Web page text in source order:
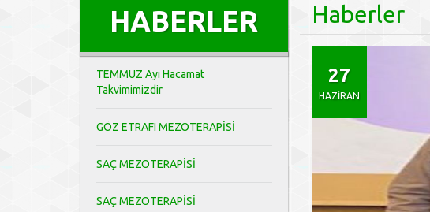
Haberler
27
HAZIRAN
HABERLER
TEMMUZ Ayı Hacamat
Takvimimizdir
GÖZ ETRAFI MEZOTERAPİSİ
SAÇ MEZOTERAPİSİ
SAÇ MEZOTERAPİSİ